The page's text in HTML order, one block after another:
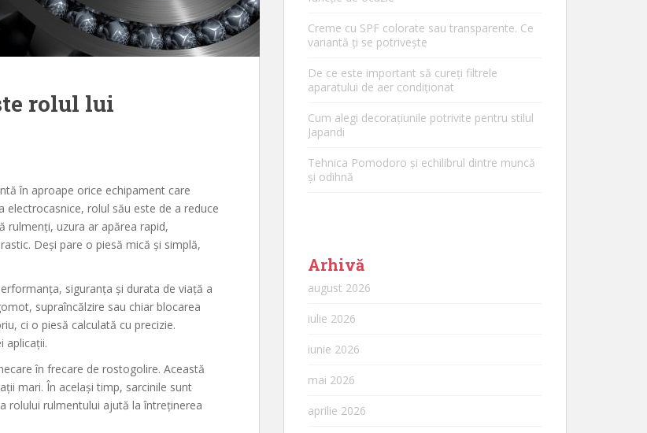
rolul lui
în aproape orice echipament care
rolul său este de a reduce
rulmenți, uzura ar apărea rapid,
Deși pare o piesă mică și simplă,
siguranța și durata de viață a
supraîncălzire sau chiar blocarea
ci o piesă calculată cu precizie.
aplicații.
în frecare de rostogolire. Această
mari. În același timp, sarcinile sunt
rolului rulmentului ajută la întreținerea
Creme cu SPF colorate sau transparente. Ce
variantă ți se potrivește
De ce este important să cureți filtrele
aparatului de aer condiționat
Cum alegi decorațiunile potrivite pentru stilul
Japandi
Tehnica Pomodoro și echilibrul dintre muncă
și odihnă
Arhivă
august 2026
iulie 2026
iunie 2026
mai 2026
aprilie 2026